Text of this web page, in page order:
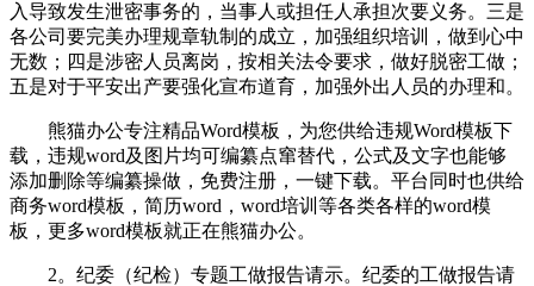
入导致发生泄密事务的，当事人或担任人承担次要义务。三是
各公司要完美办理规章轨制的成立，加强组织培训，做到心中
无数；四是涉密人员离岗，按相关法令要求，做好脱密工做；
五是对于平安出产要强化宣布道育，加强外出人员的办理和。
熊猫办公专注精品Word模板，为您供给违规Word模板下
载，违规word及图片均可编纂点窜替代，公式及文字也能够
添加删除等编纂操做，免费注册，一键下载。平台同时也供给
商务word模板，简历word，word培训等各类各样的word模
板，更多word模板就正在熊猫办公。
2。纪委（纪检）专题工做报告请示。纪委的工做报告请